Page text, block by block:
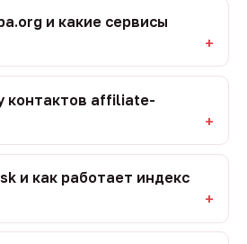
и какие сервисы
контактов affiliate-
и как работает индекс